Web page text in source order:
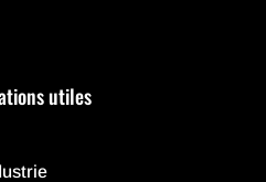
utiles